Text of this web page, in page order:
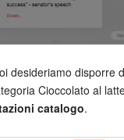
desideriamo disporre
Cioccolato al
catalogo.